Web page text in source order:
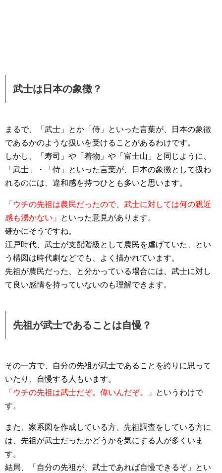
武士は日本の象徴？
まるで、「武士」とか「侍」といった言葉が、日本の象徴
であるかのような扱いを受けることがあるわけです。
しかし、「寿司」や「着物」や「富士山」と同じように、
「武士」・「侍」といった言葉が、日本の象徴として扱わ
れるのには、違和感を持つひとも多いと思います。
「ウチの先祖は農民だったので、武士に対しては何の親近
感も湧かない」
といった意見があります。
確かにそうですね。
江戸時代、武士が支配階級として農民を虐げていた、とい
う構図は時代劇などでも、よく描かれています。
先祖が農民だった、と分かっている場合には、武士に対し
て良い感情を持っていないのも理解できます。
先祖が武士であることは自慢？
その一方で、自分の先祖が武士であることを誇りに思って
いたり、自慢する人もいます。
「ウチの先祖は武士だぞ。偉いんだぞ。」
というわけで
す。
また、家系図を作成している方、先祖調査をしている方に
は、先祖が武士だったかどうかを気にする人が多くいま
す。
結局、「自分の先祖が、武士であれば自慢できるぞ」とい